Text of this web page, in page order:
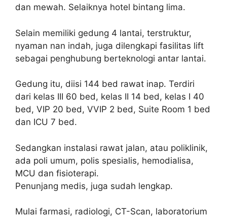
dan mewah. Selaiknya hotel bintang lima.
Selain memiliki gedung 4 lantai, terstruktur,
nyaman nan indah, juga dilengkapi fasilitas lift
sebagai penghubung berteknologi antar lantai.
Gedung itu, diisi 144 bed rawat inap. Terdiri
dari kelas III 60 bed, kelas II 14 bed, kelas I 40
bed, VIP 20 bed, VVIP 2 bed, Suite Room 1 bed
dan ICU 7 bed.
Sedangkan instalasi rawat jalan, atau poliklinik,
ada poli umum, polis spesialis, hemodialisa,
MCU dan fisioterapi.
Penunjang medis, juga sudah lengkap.
Mulai farmasi, radiologi, CT-Scan, laboratorium